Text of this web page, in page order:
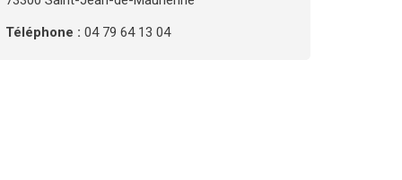
Téléphone : 04 79 64 13 04